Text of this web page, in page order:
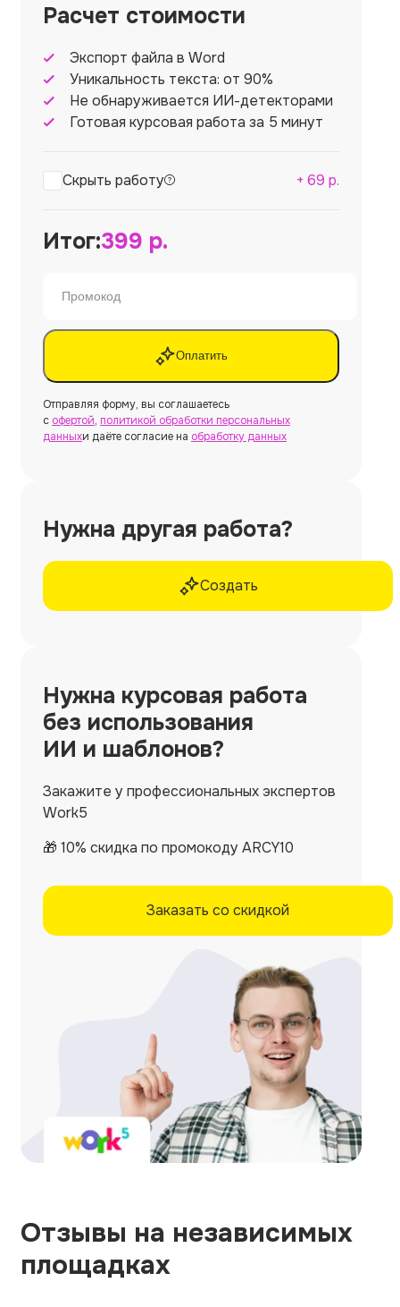
Расчет стоимости
Экспорт файла в Word
Уникальность текста: от 90%
Не обнаруживается ИИ-детекторами
Готовая курсовая работа за 5 минут
Скрыть работу + 69 р.
Итог:399 р.
Оплатить
Отправляя форму, вы соглашаетесь
с офертой, политикой обработки персональных
данныхи даёте согласие на обработку данных
Нужна другая работа?
Создать
Нужна курсовая работа
без использования
ИИ и шаблонов?
Закажите у профессиональных экспертов
Work5
🎁 10% скидка по промокоду ARCY10
Заказать со скидкой
Отзывы на независимых
площадках